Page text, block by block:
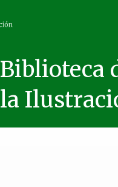
Biblioteca
la